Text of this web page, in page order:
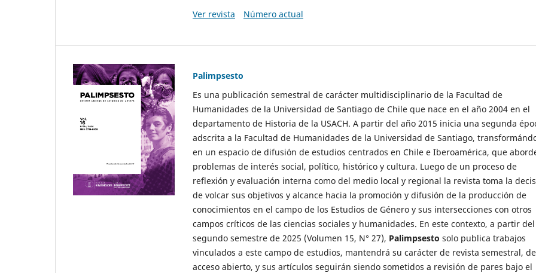
Ver revista
Número actual
Palimpsesto
Es una publicación semestral de carácter multidisciplinario de la Facultad de
Humanidades de la Universidad de Santiago de Chile que nace en el año 2004 en el
departamento de Historia de la USACH. A partir del año 2015 inicia una segunda
adscrita a la Facultad de Humanidades de la Universidad de Santiago,
en un espacio de difusión de estudios centrados en Chile e Iberoamérica, que
problemas de interés social, político, histórico y cultura. Luego de un proceso de
reflexión y evaluación interna como del medio local y regional la revista toma la
de volcar sus objetivos y alcance hacia la promoción y difusión de la producción de
conocimientos en el campo de los Estudios de Género y sus intersecciones con otros
campos críticos de las ciencias sociales y humanidades. En este contexto, a partir del
segundo semestre de 2025 (Volumen 15, N° 27), Palimpsesto solo publica trabajos
vinculados a este campo de estudios, mantendrá su carácter de revista semestral, de
acceso abierto, y sus artículos seguirán siendo sometidos a revisión de pares bajo el